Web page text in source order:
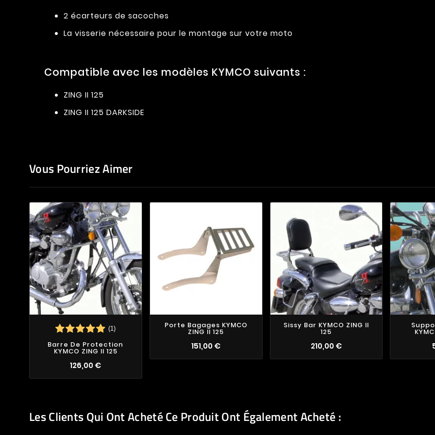
2 écarteurs de sacoches
La visserie nécessaire pour le montage sur votre moto
Compatible avec les modèles KYMCO suivants :
ZING II 125
ZING II 125 DARKSIDE
Vous Pourriez Aimer
(1)
Barre De Protection
KYMCO ZING II 125
126,00 €
Porte Bagages KYMCO
ZING II 125
151,00 €
Sissy Bar KYMCO ZING II
125
210,00 €
Les Clients Qui Ont Acheté Ce Produit Ont Également Acheté :